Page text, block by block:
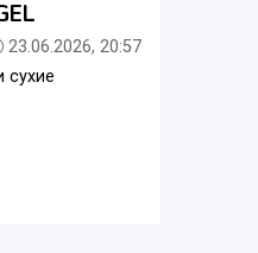
23.06.2026, 20:57
сухие